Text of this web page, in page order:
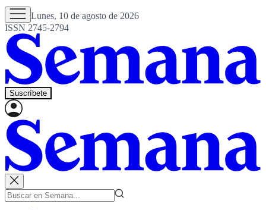
Lunes, 10 de agosto de 2026
ISSN 2745-2794
Suscríbete